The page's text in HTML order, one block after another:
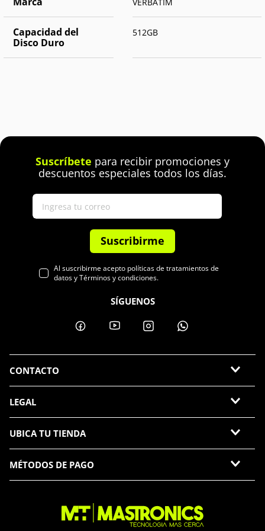
Capacidad del
Disco Duro
512GB
Suscríbete para recibir promociones y
descuentos especiales todos los días.
Suscribirme
Al suscribirme acepto políticas de tratamientos de
datos y Términos y condiciones.
SÍGUENOS
CONTACTO
LEGAL
UBICA TU TIENDA
MÉTODOS DE PAGO